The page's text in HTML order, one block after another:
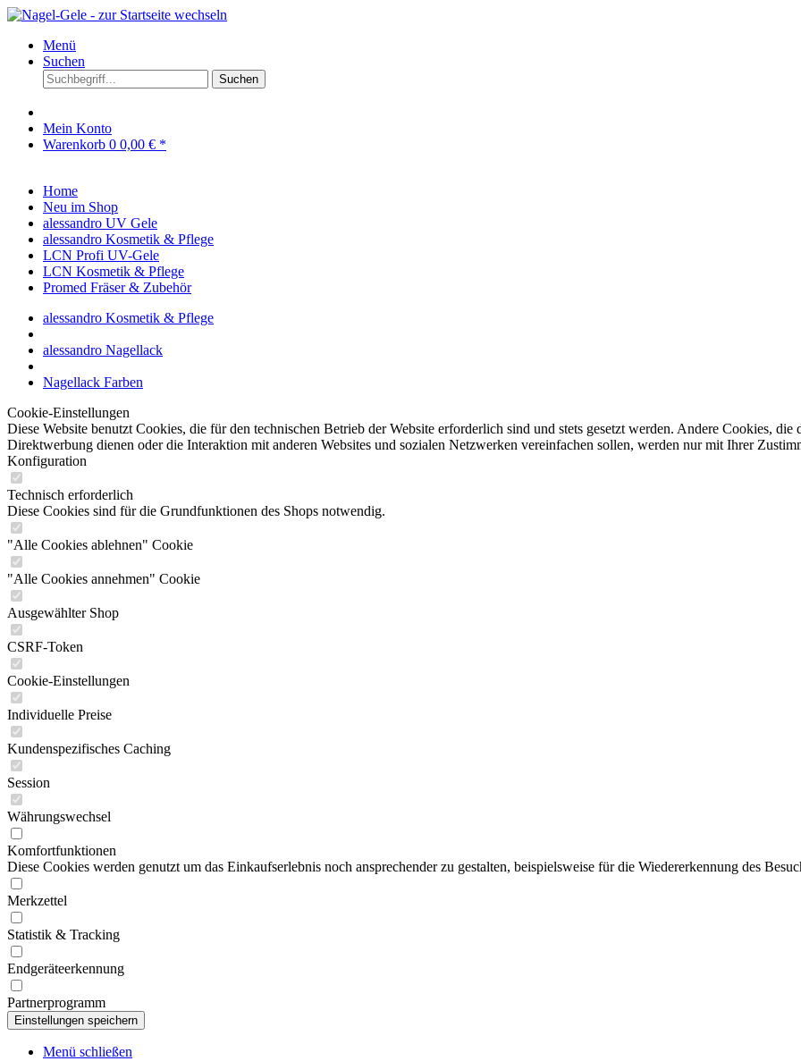
Menü
Suchen
Suchen
Mein Konto
Warenkorb 0 0,00 € *
Home
Neu im Shop
alessandro UV Gele
alessandro Kosmetik & Pflege
LCN Profi UV-Gele
LCN Kosmetik & Pflege
Promed Fräser & Zubehör
alessandro Kosmetik & Pflege
alessandro Nagellack
Nagellack Farben
Cookie-Einstellungen
Diese Website benutzt Cookies, die für den technischen Betrieb der Website erforderlich sind und stets gesetzt werden. Andere Cookies,
Direktwerbung dienen oder die Interaktion mit anderen Websites und sozialen Netzwerken vereinfachen sollen, werden nur mit Ihrer
Konfiguration
Technisch erforderlich
Diese Cookies sind für die Grundfunktionen des Shops notwendig.
"Alle Cookies ablehnen" Cookie
"Alle Cookies annehmen" Cookie
Ausgewählter Shop
CSRF-Token
Cookie-Einstellungen
Individuelle Preise
Kundenspezifisches Caching
Session
Währungswechsel
Komfortfunktionen
Diese Cookies werden genutzt um das Einkaufserlebnis noch ansprechender zu gestalten, beispielsweise für die Wiedererkennung des
Merkzettel
Statistik & Tracking
Endgeräteerkennung
Partnerprogramm
Menü schließen